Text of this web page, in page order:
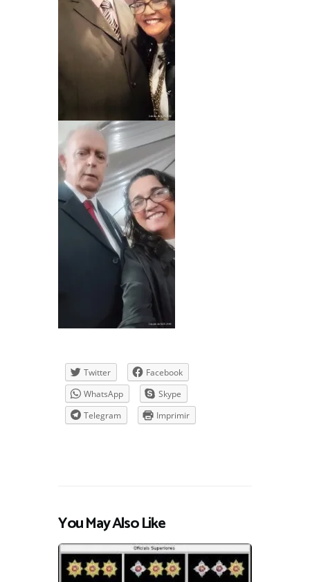
Twitter
Facebook
WhatsApp
Skype
Telegram
Imprimir
You May Also Like